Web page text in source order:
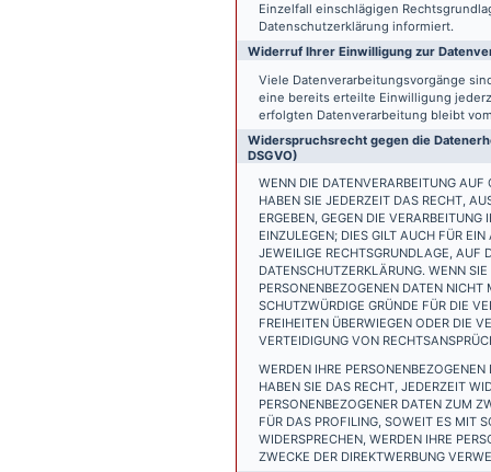
Einzelfall einschlägigen
Datenschutzerklärung informiert.
Widerruf Ihrer Einwilligung zur
Viele Datenverarbeitungsvorgänge
eine bereits erteilte Einwilligung
erfolgten Datenverarbeitung bleibt
Widerspruchsrecht gegen die
DSGVO)
WENN DIE DATENVERARBEITUNG
HABEN SIE JEDERZEIT DAS RECHT,
ERGEBEN, GEGEN DIE
EINZULEGEN; DIES GILT AUCH FÜR
JEWEILIGE RECHTSGRUNDLAGE, AUF
DATENSCHUTZERKLÄRUNG. WENN
PERSONENBEZOGENEN DATEN
SCHUTZWÜRDIGE GRÜNDE FÜR DIE
FREIHEITEN ÜBERWIEGEN ODER DIE
VERTEIDIGUNG VON
WERDEN IHRE
HABEN SIE DAS RECHT, JEDERZEIT
PERSONENBEZOGENER DATEN ZUM
FÜR DAS PROFILING, SOWEIT ES MIT
WIDERSPRECHEN, WERDEN IHRE
ZWECKE DER DIREKTWERBUNG